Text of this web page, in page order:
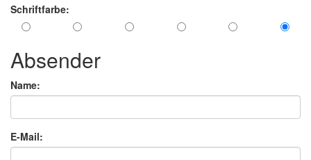
Schriftfarbe:
Absender
Name:
E-Mail: